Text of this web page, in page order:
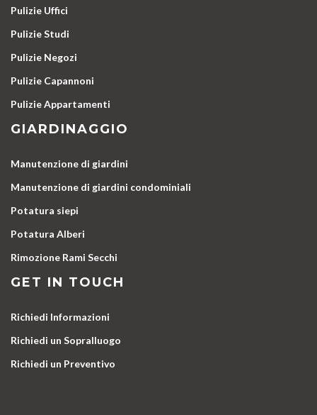
Pulizie Uffici
Pulizie Studi
Pulizie Negozi
Pulizie Capannoni
Pulizie Appartamenti
GIARDINAGGIO
Manutenzione di giardini
Manutenzione di giardini condominiali
Potatura siepi
Potatura Alberi
Rimozione Rami Secchi
GET IN TOUCH
Richiedi Informazioni
Richiedi un Sopralluogo
Richiedi un Preventivo